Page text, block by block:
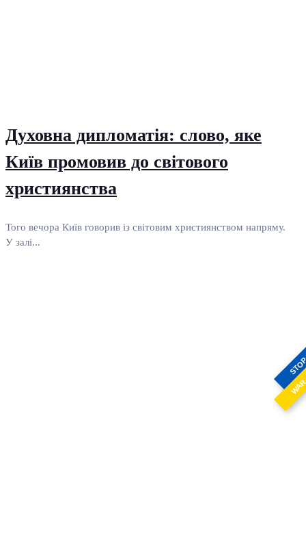
Духовна дипломатія: слово, яке
Київ промовив до світового
християнства
Того вечора Київ говорив із світовим християнством напряму.
У залі...